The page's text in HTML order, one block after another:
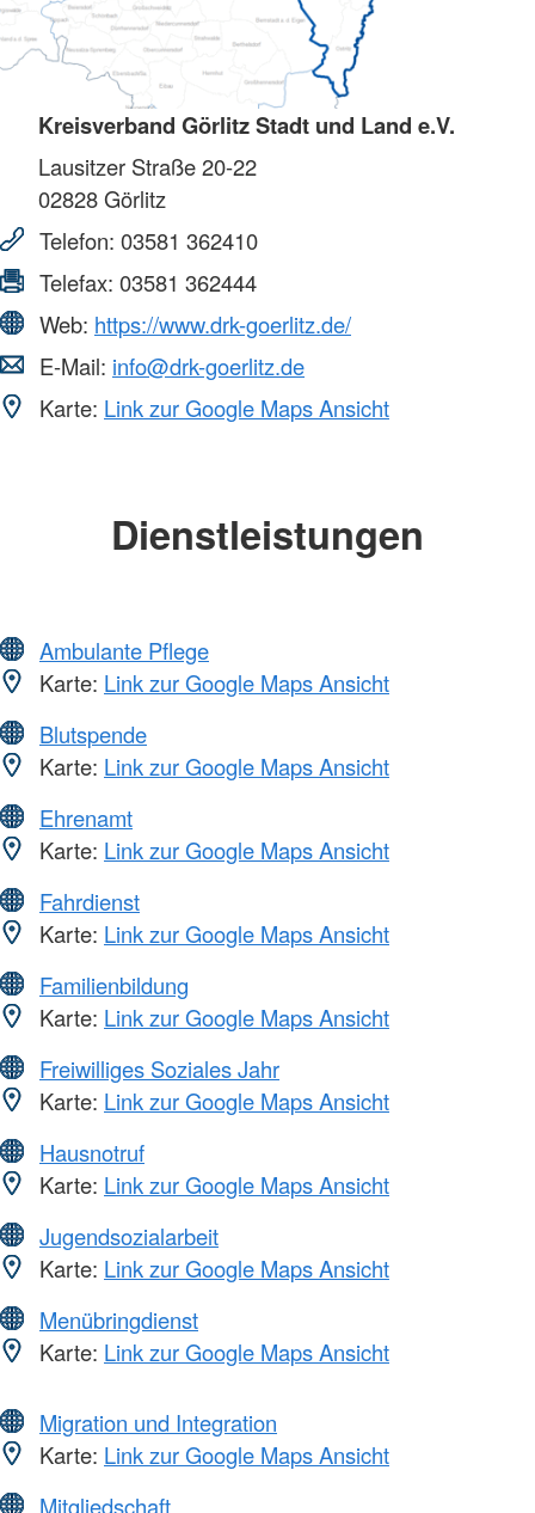
Kreisverband Görlitz Stadt und Land e.V.
Lausitzer Straße 20-22
02828Görlitz
Telefon: 03581 362410
Telefax: 03581 362444
Web: https://www.drk-goerlitz.de/
E-Mail: info@drk-goerlitz.de
Karte: Link zur Google Maps Ansicht
Dienstleistungen
Ambulante Pflege
Karte: Link zur Google Maps Ansicht
Blutspende
Karte: Link zur Google Maps Ansicht
Ehrenamt
Karte: Link zur Google Maps Ansicht
Fahrdienst
Karte: Link zur Google Maps Ansicht
Familienbildung
Karte: Link zur Google Maps Ansicht
Freiwilliges Soziales Jahr
Karte: Link zur Google Maps Ansicht
Hausnotruf
Karte: Link zur Google Maps Ansicht
Jugendsozialarbeit
Karte: Link zur Google Maps Ansicht
Menübringdienst
Karte: Link zur Google Maps Ansicht
Migration und Integration
Karte: Link zur Google Maps Ansicht
Mitgliedschaft